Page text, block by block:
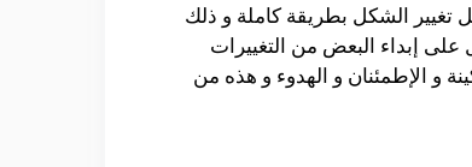
تغيير الشكل بطريقة كاملة و ذلك
إبداء البعض من التغييرات
و الإطمئنان و الهدوء و هذه من